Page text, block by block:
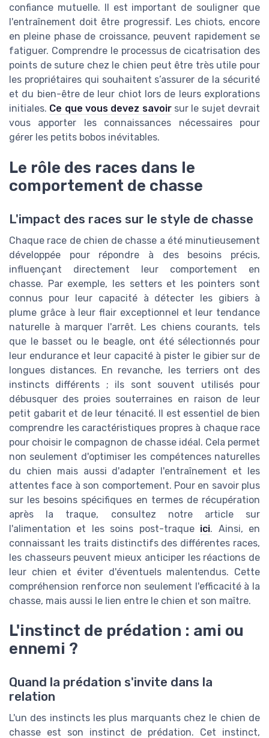
confiance mutuelle. Il est important de souligner que
l'entraînement doit être progressif. Les chiots, encore
en pleine phase de croissance, peuvent rapidement se
fatiguer. Comprendre le processus de cicatrisation des
points de suture chez le chien peut être très utile pour
les propriétaires qui souhaitent s’assurer de la sécurité
et du bien-être de leur chiot lors de leurs explorations
initiales. Ce que vous devez savoirsur le sujet devrait
vous apporter les connaissances nécessaires pour
gérer les petits bobos inévitables.
Le rôle des races dans le
comportement de chasse
L'impact des races sur le style de chasse
Chaque race de chien de chasse a été minutieusement
développée pour répondre à des besoins précis,
influençant directement leur comportement en
chasse. Par exemple, les setters et les pointers sont
connus pour leur capacité à détecter les gibiers à
plume grâce à leur flair exceptionnel et leur tendance
naturelle à marquer l'arrêt. Les chiens courants, tels
que le basset ou le beagle, ont été sélectionnés pour
leur endurance et leur capacité à pister le gibier sur de
longues distances. En revanche, les terriers ont des
instincts différents ; ils sont souvent utilisés pour
débusquer des proies souterraines en raison de leur
petit gabarit et de leur ténacité. Il est essentiel de bien
comprendre les caractéristiques propres à chaque race
pour choisir le compagnon de chasse idéal. Cela permet
non seulement d'optimiser les compétences naturelles
du chien mais aussi d'adapter l'entraînement et les
attentes face à son comportement. Pour en savoir plus
sur les besoins spécifiques en termes de récupération
après la traque, consultez notre article sur
l'alimentation et les soins post-traque ici. Ainsi, en
connaissant les traits distinctifs des différentes races,
les chasseurs peuvent mieux anticiper les réactions de
leur chien et éviter d'éventuels malentendus. Cette
compréhension renforce non seulement l'efficacité à la
chasse, mais aussi le lien entre le chien et son maître.
L'instinct de prédation : ami ou
ennemi ?
Quand la prédation s'invite dans la
relation
L'un des instincts les plus marquants chez le chien de
chasse est son instinct de prédation. Cet instinct,